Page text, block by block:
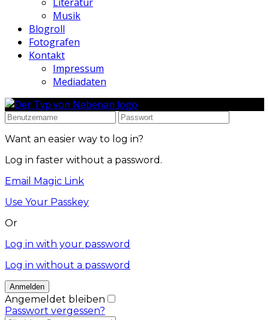
Musik
Blogroll
Fotografen
Kontakt
Impressum
Mediadaten
Want an easier way to log in?
Log in faster without a password.
Email Magic Link
Use Your Passkey
Or
Log in with your password
Log in without a password
Angemeldet bleiben
Passwort vergessen?